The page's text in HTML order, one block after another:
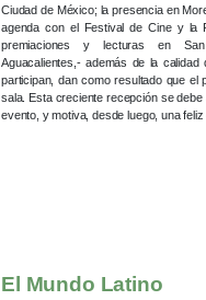
Ciudad de México; la presencia en
agenda con el Festival de Cine y la
premiaciones y lecturas en
Aguacalientes,- además de la calidad
participan, dan como resultado que el
sala. Esta creciente recepción se debe
evento, y motiva, desde luego, una feliz
El Mundo Latino